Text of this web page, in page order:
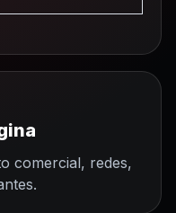
comercial, redes,